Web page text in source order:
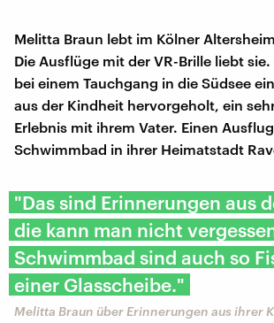
Melitta Braun lebt im Kölner
Die Ausflüge mit der VR-Brille liebt
bei einem Tauchgang in die Südsee
aus der Kindheit hervorgeholt, ein
Erlebnis mit ihrem Vater. Einen
Schwimmbad in ihrer Heimatstadt
"Das sind Erinnerungen aus
die kann man nicht
Schwimmbad sind auch so
einer Glasscheibe."
Melitta Braun über Erinnerungen aus ihrer